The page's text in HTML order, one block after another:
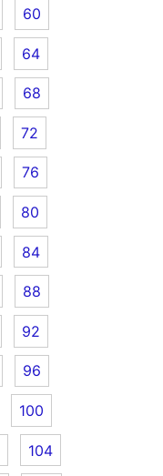
60
64
68
72
76
80
84
88
92
96
100
104